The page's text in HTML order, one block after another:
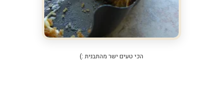
הכי טעים ישר מהתבנית :)